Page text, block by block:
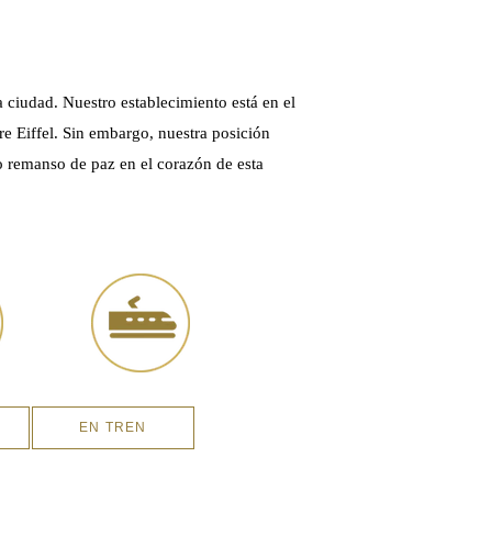
Nuestro establecimiento está en el
Eiffel. Sin embargo, nuestra posición
de paz en el corazón de esta
EN TREN